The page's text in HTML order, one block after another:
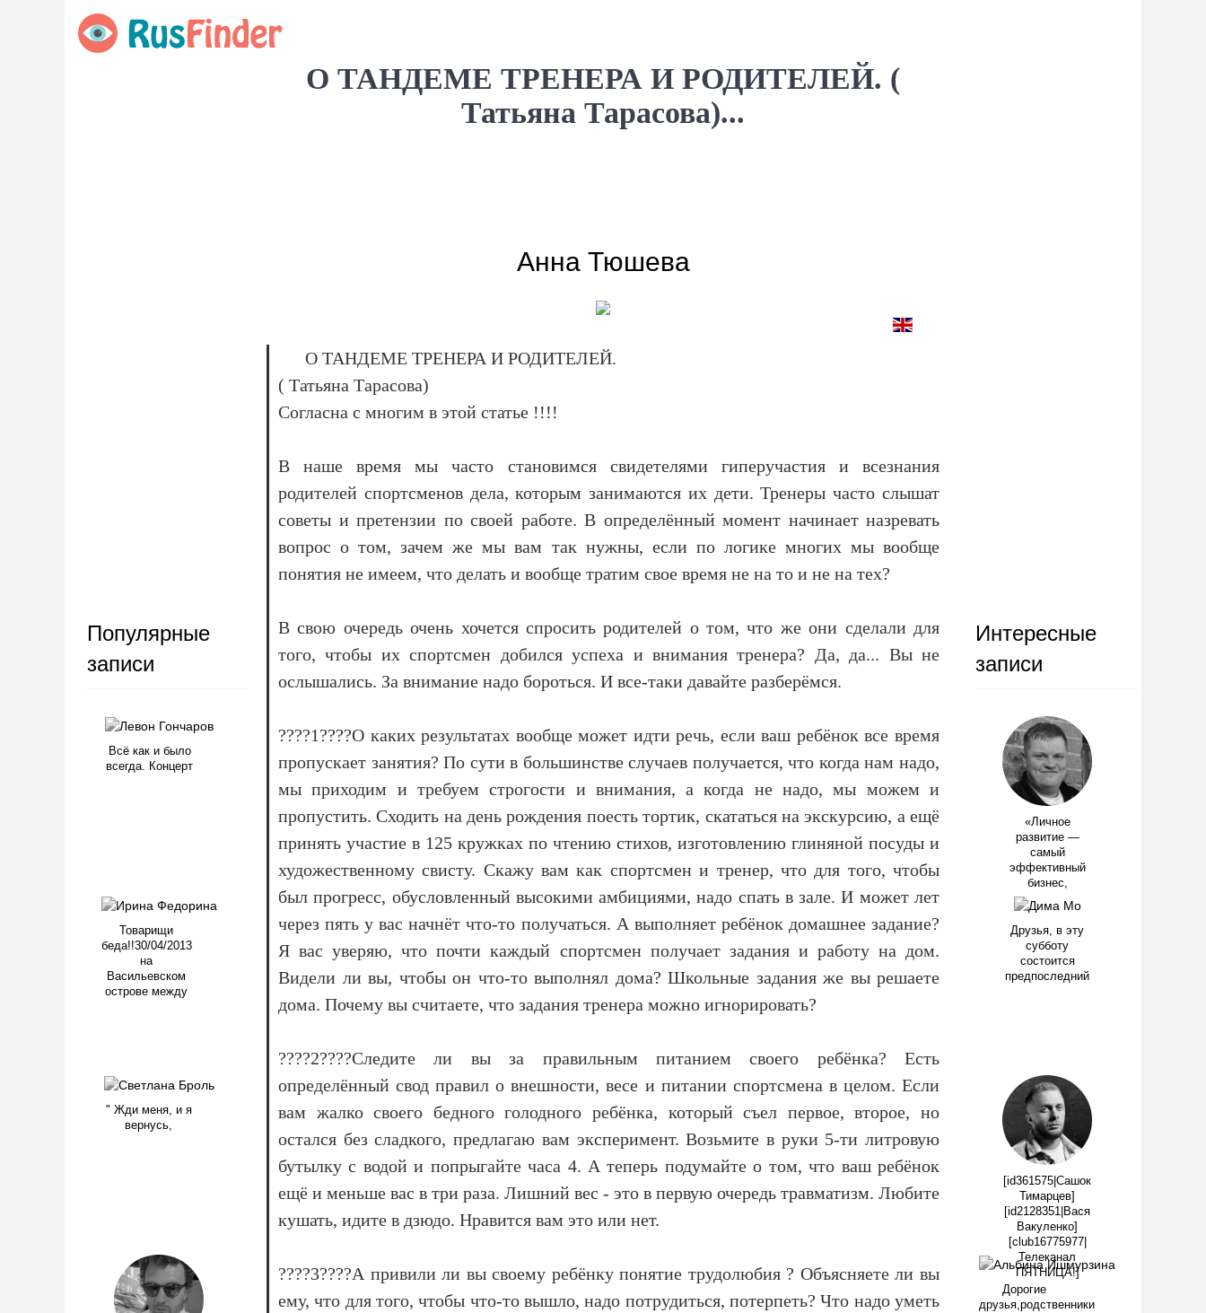
О ТАНДЕМЕ ТРЕНЕРА И РОДИТЕЛЕЙ. (
Татьяна Тарасова)...
Анна Тюшева
О ТАНДЕМЕ ТРЕНЕРА И РОДИТЕЛЕЙ.
( Татьяна Тарасова)
Согласна с многим в этой статье !!!!
В наше время мы часто становимся свидетелями гиперучастия и всезнания
родителей спортсменов дела, которым занимаются их дети. Тренеры часто слышат
советы и претензии по своей работе. В определённый момент начинает назревать
вопрос о том, зачем же мы вам так нужны, если по логике многих мы вообще
понятия не имеем, что делать и вообще тратим свое время не на то и не на тех?
В свою очередь очень хочется спросить родителей о том, что же они сделали для
того, чтобы их спортсмен добился успеха и внимания тренера? Да, да... Вы не
ослышались. За внимание надо бороться. И все-таки давайте разберёмся.
????1????О каких результатах вообще может идти речь, если ваш ребёнок все время
пропускает занятия? По сути в большинстве случаев получается, что когда нам надо,
мы приходим и требуем строгости и внимания, а когда не надо, мы можем и
пропустить. Сходить на день рождения поесть тортик, скататься на экскурсию, а ещё
принять участие в 125 кружках по чтению стихов, изготовлению глиняной посуды и
художественному свисту. Скажу вам как спортсмен и тренер, что для того, чтобы
был прогресс, обусловленный высокими амбициями, надо спать в зале. И может лет
через пять у вас начнёт что-то получаться. А выполняет ребёнок домашнее задание?
Я вас уверяю, что почти каждый спортсмен получает задания и работу на дом.
Видели ли вы, чтобы он что-то выполнял дома? Школьные задания же вы решаете
дома. Почему вы считаете, что задания тренера можно игнорировать?
????2????Следите ли вы за правильным питанием своего ребёнка? Есть
определённый свод правил о внешности, весе и питании спортсмена в целом. Если
вам жалко своего бедного голодного ребёнка, который съел первое, второе, но
остался без сладкого, предлагаю вам эксперимент. Возьмите в руки 5-ти литровую
бутылку с водой и попрыгайте часа 4. А теперь подумайте о том, что ваш ребёнок
ещё и меньше вас в три раза. Лишний вес - это в первую очередь травматизм. Любите
кушать, идите в дзюдо. Нравится вам это или нет.
????3????А привили ли вы своему ребёнку понятие трудолюбия ? Объясняете ли вы
ему, что для того, чтобы что-то вышло, надо потрудиться, потерпеть? Что надо уметь
Популярные
записи
Всё как и было
всегда. Концерт
Товарищи
беда!!30/04/2013
на
Васильевском
острове между
" Жди меня, и я
вернусь,
Интересные
записи
«Личное
развитие —
самый
эффективный
бизнес,
Друзья, в эту
субботу
состоится
предпоследний
[id361575|Сашок
Тимарцев]
[id2128351|Вася
Вакуленко]
[club16775977|
Телеканал
ПЯТНИЦА!]
Дорогие
друзья,родственники